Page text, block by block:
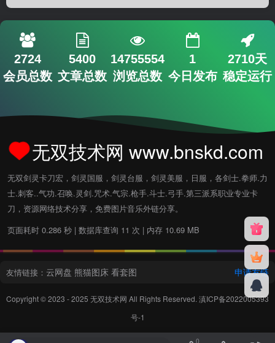
0
2724
会员总数
5400
文章总数
14755554
浏览总数
1
今日发布
2710天
稳定运行
无双技术网 www.bnskd.com
无双剑灵卡刀宏，剑灵国服，剑灵台服，剑灵美服，日服，各剑士.拳师.力
士.刺客..气功.召唤.灵剑.咒术.气宗.枪手.斗士.弓手.第三派系职业专业卡
刀，资源网络技术分享，免费图片音乐外链分享。
页面耗时 0.286 秒 | 数据库查询 11 次 | 内存 10.69 MB
友情链接： 云网盘 熊猫图床 看套图 申请友链
Copyright © 2023 - 2025 无双技术网 All Rights Reserved. 滇ICP备2022005393
号-1